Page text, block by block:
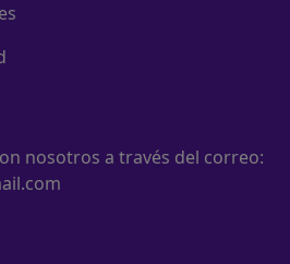
nosotros a través del correo: